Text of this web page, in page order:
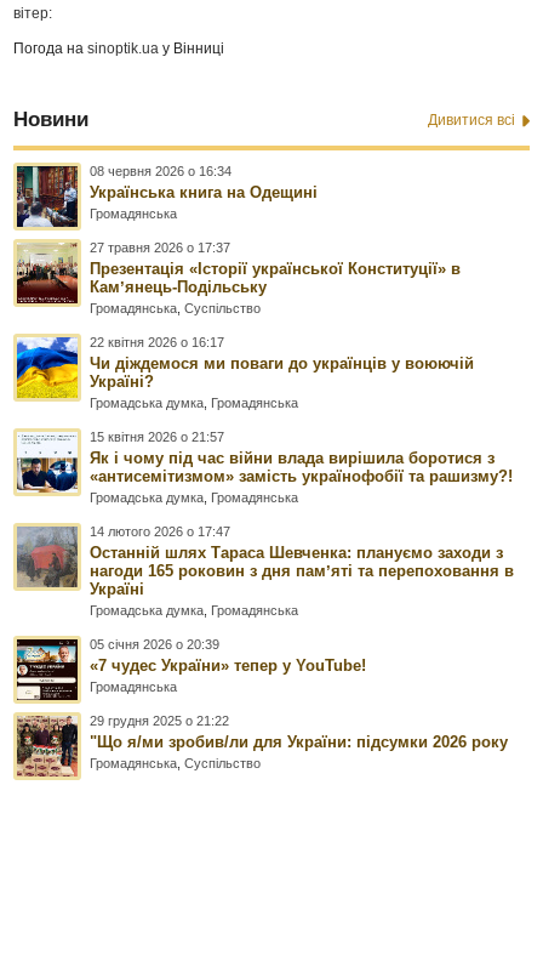
вітер:
Погода наsinoptik.ua у Вінниці
Новини Дивитися всі
08 червня 2026 о 16:34
Українська книга на Одещині
Громадянська
27 травня 2026 о 17:37
Презентація «Історії української Конституції» в
Камʼянець-Подільську
Громадянська ,Суспільство
22 квітня 2026 о 16:17
Чи діждемося ми поваги до українців у воюючій
Україні?
Громадська думка Громадянська
15 квітня 2026 о 21:57
Як і чому під час війни влада вирішила боротися з
«антисемітизмом» замість українофобії та рашизму?!
Громадська думка Громадянська
14 лютого 2026 о 17:47
Останній шлях Тараса Шевченка: плануємо заходи з
нагоди 165 роковин з дня памʼяті та перепоховання в
Україні
Громадська думка Громадянська
05 січня 2026 о 20:39
«7 чудес України» тепер у YouTube!
Громадянська
29 грудня 2025 о 21:22
"Що я/ми зробив/ли для України: підсумки 2026 року
Громадянська ,Суспільство